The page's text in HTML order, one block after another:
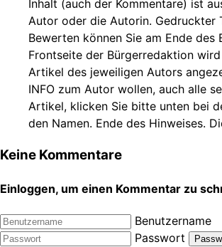
Inhalt (auch der Kommentare) ist
Autor oder die Autorin. Gedruckter
Bewerten können Sie am Ende des
Frontseite der Bürgerredaktion
Artikel des jeweiligen Autors
INFO zum Autor wollen, auch alle
Artikel, klicken Sie bitte unten bei
den Namen. Ende des Hinweises.
Keine Kommentare
Einloggen, um einen Kommentar zu
Benutzername
Passwort